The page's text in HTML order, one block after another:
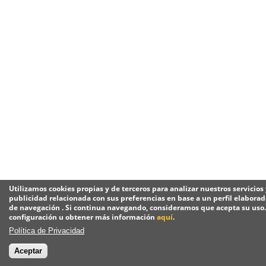
Utilizamos cookies propias y de terceros para analizar nuestros
publicidad relacionada con sus preferencias en base a un perfil
de navegación . Si continua navegando, consideramos que acepta su
configuración u obtener más informaciónaquí.
Política de Privacidad
Aceptar